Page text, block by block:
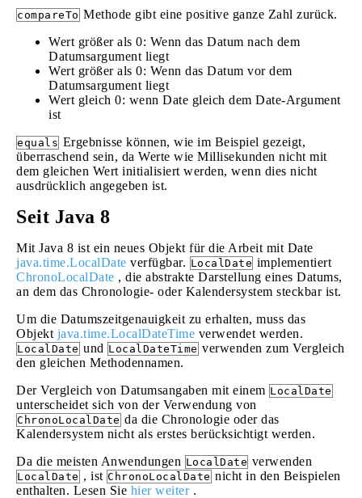
compareTo Methode gibt eine positive ganze Zahl zurück.
Wert größer als 0: Wenn das Datum nach dem
Datumsargument liegt
Wert größer als 0: Wenn das Datum vor dem
Datumsargument liegt
Wert gleich 0: wenn Date gleich dem Date-Argument
ist
equals Ergebnisse können, wie im Beispiel gezeigt,
überraschend sein, da Werte wie Millisekunden nicht mit
dem gleichen Wert initialisiert werden, wenn dies nicht
ausdrücklich angegeben ist.
Seit Java 8
Mit Java 8 ist ein neues Objekt für die Arbeit mit Date
java.time.LocalDate verfügbar. LocalDate implementiert
ChronoLocalDate , die abstrakte Darstellung eines Datums,
an dem das Chronologie- oder Kalendersystem steckbar ist.
Um die Datumszeitgenauigkeit zu erhalten, muss das
Objekt java.time.LocalDateTime verwendet werden.
LocalDate und LocalDateTime verwenden zum Vergleich
den gleichen Methodennamen.
Der Vergleich von Datumsangaben mit einem LocalDate
unterscheidet sich von der Verwendung von
ChronoLocalDate da die Chronologie oder das
Kalendersystem nicht als erstes berücksichtigt werden.
Da die meisten Anwendungen LocalDate verwenden
LocalDate , ist ChronoLocalDate nicht in den Beispielen
enthalten. Lesen Sie hier weiter.